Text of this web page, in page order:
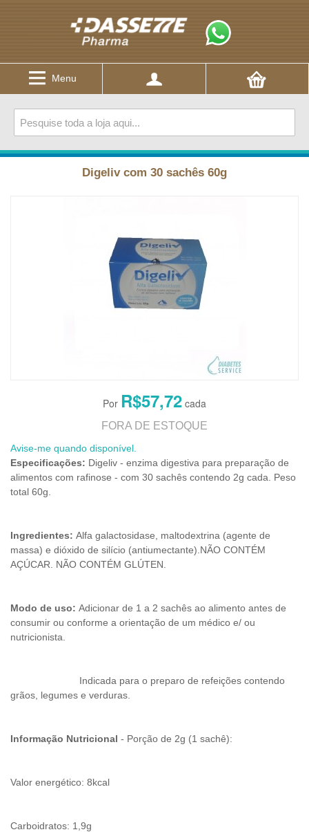
Menu
Digeliv com 30 sachês 60g
R$57,72
FORA DE ESTOQUE
Avise-me quando disponível.
Especificações: Digeliv - enzima digestiva para preparação de
alimentos com rafinose - com 30 sachês contendo 2g cada. Peso
total 60g.
Ingredientes: Alfa galactosidase, maltodextrina (agente de
massa) e dióxido de silício (antiumectante).NÃO CONTÉM
AÇÚCAR. NÃO CONTÉM GLÚTEN.
Modo de uso: Adicionar de 1 a 2 sachês ao alimento antes de
consumir ou conforme a orientação de um médico e/ ou
nutricionista.
Indicada para o preparo de refeições contendo
grãos, legumes e verduras.
Informação Nutricional - Porção de 2g (1 sachê):
Valor energético: 8kcal
Carboidratos: 1,9g